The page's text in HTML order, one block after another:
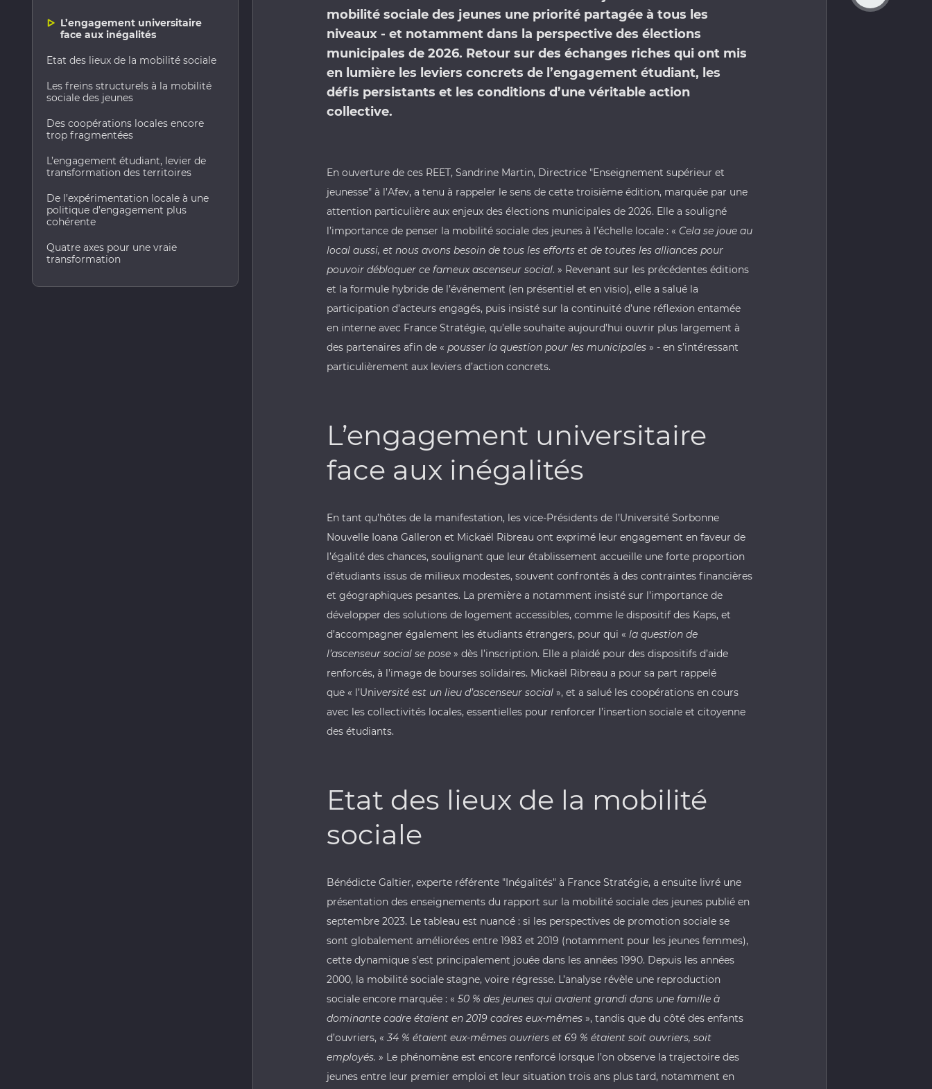
L’engagement universitaire
face aux inégalités
Etat des lieux de la mobilité sociale
Les freins structurels à la mobilité
sociale des jeunes
Des coopérations locales encore
trop fragmentées
L’engagement étudiant, levier de
transformation des territoires
De l’expérimentation locale à une
politique d’engagement plus
cohérente
Quatre axes pour une vraie
transformation
mobilité sociale des jeunes une priorité partagée à tous les
niveaux - et notamment dans la perspective des élections
municipales de 2026. Retour sur des échanges riches qui ont mis
en lumière les leviers concrets de l’engagement étudiant, les
défis persistants et les conditions d’une véritable action
collective.
En ouverture de ces REET, Sandrine Martin, Directrice "Enseignement supérieur et
jeunesse" à l’Afev, a tenu à rappeler le sens de cette troisième édition, marquée par une
attention particulière aux enjeux des élections municipales de 2026. Elle a souligné
l’importance de penser la mobilité sociale des jeunes à l’échelle locale : « Cela se joue au
local aussi, et nous avons besoin de tous les efforts et de toutes les alliances pour
pouvoir débloquer ce fameux ascenseur social. » Revenant sur les précédentes éditions
et la formule hybride de l’événement (en présentiel et en visio), elle a salué la
participation d’acteurs engagés, puis insisté sur la continuité d’une réflexion entamée
en interne avec France Stratégie, qu’elle souhaite aujourd’hui ouvrir plus largement à
des partenaires afin de « pousser la question pour les municipales» - en s’intéressant
particulièrement aux leviers d’action concrets.
L’engagement universitaire
face aux inégalités
En tant qu’hôtes de la manifestation, les vice-Présidents de l’Université Sorbonne
NouvelleIoana Galleron et Mickaël Ribreau ont exprimé leur engagement en faveur de
l’égalité des chances, soulignant que leur établissement accueille une forte proportion
d’étudiants issus de milieux modestes, souvent confrontés à des contraintes financières
et géographiques pesantes. La première a notamment insisté sur l’importance de
développer des solutions de logement accessibles, comme le dispositif des Kaps, et
d’accompagner également les étudiants étrangers, pour qui « la question de
l’ascenseur social se pose» dès l’inscription. Elle a plaidé pour des dispositifs d’aide
renforcés, à l’image de bourses solidaires. Mickaël Ribreau a pour sa part rappelé
que « l’Université est un lieu d’ascenseur social», et a salué les coopérations en cours
avec les collectivités locales, essentielles pour renforcer l’insertion sociale et citoyenne
des étudiants.
Etat des lieux de la mobilité
sociale
Bénédicte Galtier, experte référente "Inégalités" à France Stratégie, a ensuite livré une
présentation des enseignements du rapport sur la mobilité sociale des jeunes publié en
septembre 2023. Le tableau est nuancé : si les perspectives de promotion sociale se
sont globalement améliorées entre 1983 et 2019 (notamment pour les jeunes femmes),
cette dynamique s’est principalement jouée dans les années 1990. Depuis les années
2000, la mobilité sociale stagne, voire régresse. L’analyse révèle une reproduction
sociale encore marquée : « 50 % des jeunes qui avaient grandi dans une famille à
dominante cadre étaient en 2019 cadres eux-mêmes», tandis que du côté des enfants
d’ouvriers, « 34 % étaient eux-mêmes ouvriers et 69 % étaient soit ouvriers, soit
employés. » Le phénomène est encore renforcé lorsque l’on observe la trajectoire des
jeunes entre leur premier emploi et leur situation trois ans plus tard, notamment en